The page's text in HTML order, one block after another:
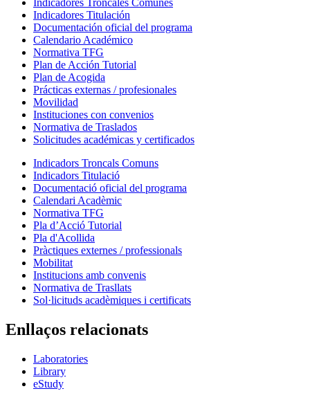
Indicadores Troncales Comunes
Indicadores Titulación
Documentación oficial del programa
Calendario Académico
Normativa TFG
Plan de Acción Tutorial
Plan de Acogida
Prácticas externas / profesionales
Movilidad
Instituciones con convenios
Normativa de Traslados
Solicitudes académicas y certificados
Indicadors Troncals Comuns
Indicadors Titulació
Documentació oficial del programa
Calendari Acadèmic
Normativa TFG
Pla d’Acció Tutorial
Pla d'Acollida
Pràctiques externes / professionals
Mobilitat
Institucions amb convenis
Normativa de Trasllats
Sol·licituds acadèmiques i certificats
Enllaços relacionats
Laboratories
Library
eStudy